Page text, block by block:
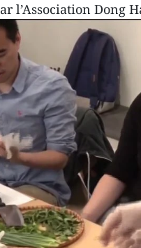
l’Association Dong